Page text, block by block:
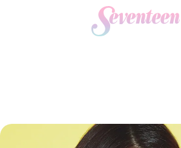
FASHION
ファッションニュース